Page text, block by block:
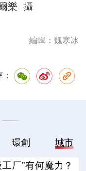
樂 攝
編輯：魏寒冰
環創 城市
厂”有何魔力？